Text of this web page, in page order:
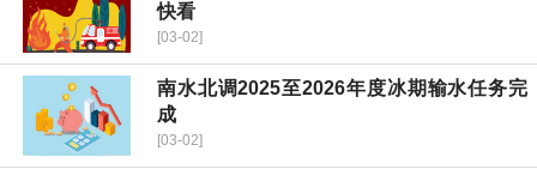
快看
[03-02]
南水北调2025至2026年度冰期输水任务完
成
[03-02]